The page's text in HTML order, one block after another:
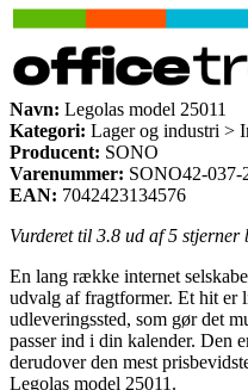
Navn: Legolas model 25011
Kategori: Lager og industri >
Producent: SONO
Varenummer: SONO42-037-
EAN: 7042423134576
Vurderet til 3.8 ud af 5 stjerner
En lang række internet
udvalg af fragtformer. Et hit er
udleveringssted, som gør det
passer ind i din kalender. Den
derudover den mest
Legolas model 25011.